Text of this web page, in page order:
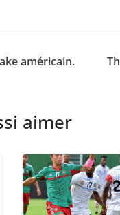
américain.
aimer